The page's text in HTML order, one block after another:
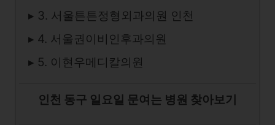
▸ 3. 서울튼튼정형외과의원 인천
▸ 4. 서울권이비인후과의원
▸ 5. 이현우메디칼의원
인천 동구 일요일 문여는 병원 찾아보기